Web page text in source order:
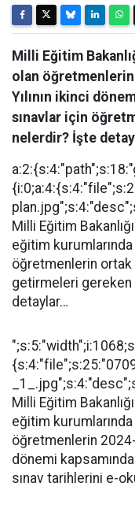
Milli Eğitim
olan
Yılının ikinci
sınavlar için
nelerdir? İşte
Milli Eğitim
eğitim
öğretmenlerin ortak
getirmeleri
detaylar…
Milli Eğitim
eğitim
öğretmenlerin
dönemi
sınav tarihlerini e-